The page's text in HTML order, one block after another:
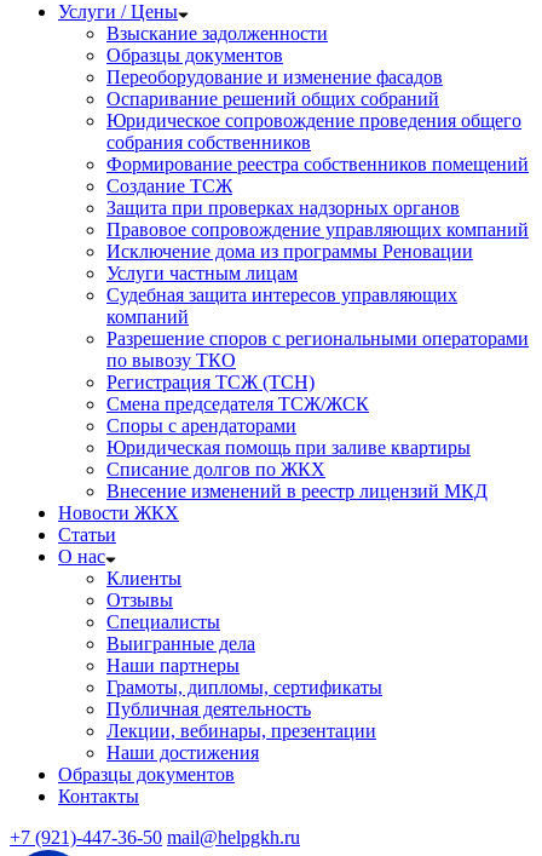
Услуги / Цены
Взыскание задолженности
Образцы документов
Переоборудование и изменение фасадов
Оспаривание решений общих собраний
Юридическое сопровождение проведения общего
собрания собственников
Формирование реестра собственников помещений
Создание ТСЖ
Защита при проверках надзорных органов
Правовое сопровождение управляющих компаний
Исключение дома из программы Реновации
Услуги частным лицам
Судебная защита интересов управляющих
компаний
Разрешение споров с региональными операторами
по вывозу ТКО
Регистрация ТСЖ (ТСН)
Смена председателя ТСЖ/ЖСК
Споры с арендаторами
Юридическая помощь при заливе квартиры
Списание долгов по ЖКХ
Внесение изменений в реестр лицензий МКД
Новости ЖКХ
Статьи
О нас
Клиенты
Отзывы
Специалисты
Выигранные дела
Наши партнеры
Грамоты, дипломы, сертификаты
Публичная деятельность
Лекции, вебинары, презентации
Наши достижения
Образцы документов
Контакты
+7 (921)-447-36-50 mail@helpgkh.ru